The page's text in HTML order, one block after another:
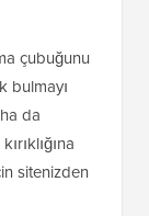
çubuğunu
bulmayı
da
sitenizden